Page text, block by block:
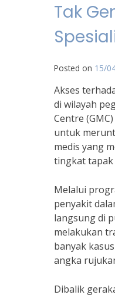
Tak
Posted on 15/
Akses
di wilayah
Centre
untuk
medis yang
tingkat tapak
Melalui
penyakit
langsung di
melakukan
banyak
angka
Dibalik